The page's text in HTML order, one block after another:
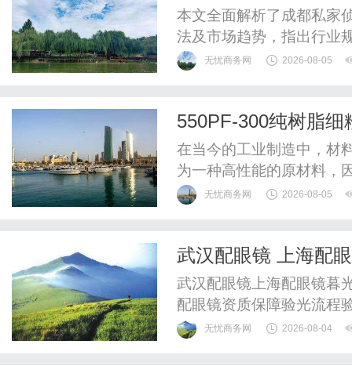
本文全面解析了成都私家
法及市场趋势，指出行业
无忧商务网 2026-08-05
550PF-300纯树脂
在当今的工业制造中，材
为一种高性能的原材料，
文将深入探讨550PF-300
醛树脂精制而成，具...
无忧商务网 2026-08-05
武汉配眼镜 上海配
武汉配眼镜上海配眼镜暮
配眼镜资质保障验光流程
无忧商务网 2026-08-04